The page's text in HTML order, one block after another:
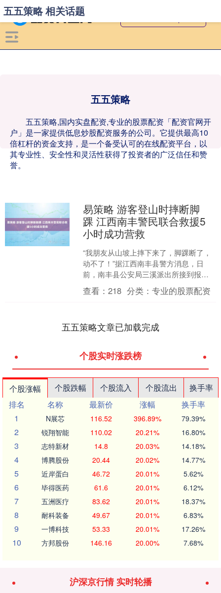
五五策略
五五策略,国内实盘配资,专业的股票配资「配资官网开
户」是一家提供低息炒股配资服务的公司。它提供最高10
倍杠杆的资金支持，是一个备受认可的在线配资平台，以
其专业性、安全性和灵活性获得了投资者的广泛信任和赞
誉。
五五策略 相关话题
易策略 游客登山时摔断脚
踝 江西南丰警民联合救援5
小时成功营救
“我朋友从山坡上摔下来了，脚踝断了，
动不了！”据江西南丰县警方消息，日
前，南丰县公安局三溪派出所接到报警
电话，一名登山者不慎摔倒，脚踝严重
断裂。后经过警民联合5....
查看：218 分类：专业的股票配资
五五策略文章已加载完成
个股实时涨跌榜
个股涨幅 个股跌幅 个股流入 个股流出
换手率
排名
名称 最新价 涨幅
换手率
1
N展芯 116.52 396.89% 79.39%
2 锐翔智能 110.02 20.21% 16.80%
3 志特新材 14.8 20.03% 14.18%
4 博腾股份 20.44 20.02% 14.77%
5 近岸蛋白 46.72 20.01% 5.62%
6 毕得医药 61.6 20.01% 6.12%
7 五洲医疗 83.62 20.01% 18.37%
8 耐科装备 49.67 20.01% 6.83%
9 一博科技 53.33 20.01% 17.26%
10 方邦股份 146.16 20.00% 7.68%
沪深京行情 实时轮播